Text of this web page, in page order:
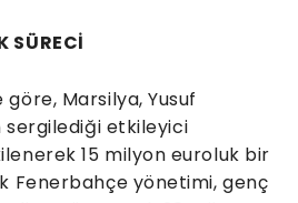
SÜRECİ
göre, Marsilya, Yusuf
sergilediği etkileyici
15 milyon euroluk bir
Fenerbahçe yönetimi, genç